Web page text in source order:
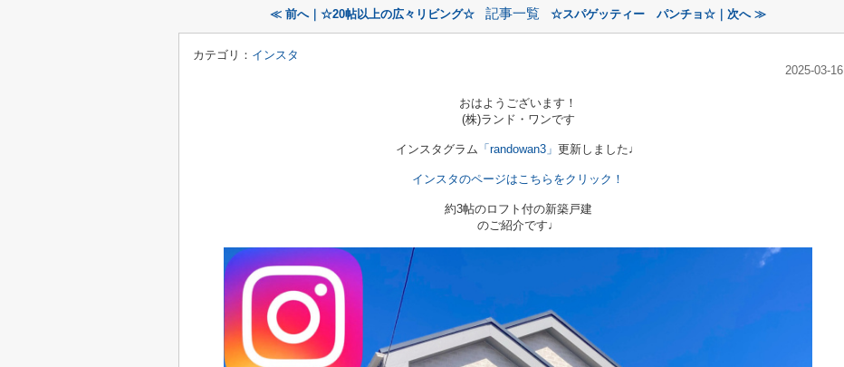
≪ 前へ｜☆20帖以上の広々リビング☆ 記事一覧 ☆スパゲッティー パンチョ☆｜次へ ≫
カテゴリ： インスタ
2025-03-16
おはようございます！
(株)ランド・ワンです
インスタグラム 「randowan3」 更新しました♩
インスタのページはこちらをクリック！
約3帖のロフト付の新築戸建
のご紹介です♩